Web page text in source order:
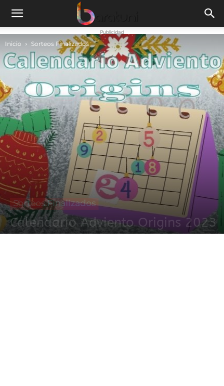
Publicidad
Inicio Sorteos Finalizados
Sorteos Finalizados
Calendario Adviento Origins 2023